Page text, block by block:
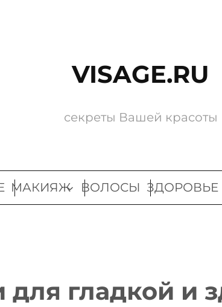
VISAGE.RU
секреты Вашей красоты
МАКИЯЖ ВОЛОСЫ ЗДОРОВЬЕ
гладкой и